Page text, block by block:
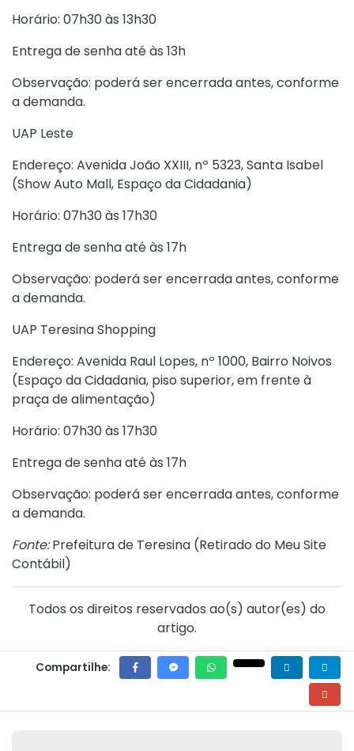
Horário: 07h30 às 13h30
Entrega de senha até às 13h
Observação: poderá ser encerrada antes, conforme
a demanda.
UAP Leste
Endereço: Avenida João XXIII, nº 5323, Santa Isabel
(Show Auto Mall, Espaço da Cidadania)
Horário: 07h30 às 17h30
Entrega de senha até às 17h
Observação: poderá ser encerrada antes, conforme
a demanda.
UAP Teresina Shopping
Endereço: Avenida Raul Lopes, nº 1000, Bairro Noivos
(Espaço da Cidadania, piso superior, em frente à
praça de alimentação)
Horário: 07h30 às 17h30
Entrega de senha até às 17h
Observação: poderá ser encerrada antes, conforme
a demanda.
Fonte:Prefeitura de Teresina (Retirado do Meu Site
Contábil)
Todos os direitos reservados ao(s) autor(es) do
artigo.
Compartilhe: